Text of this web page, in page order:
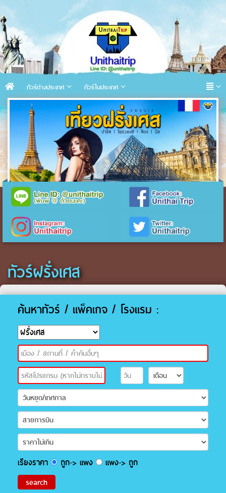
ทัวร์ต่างประเทศ ทัวร์ในประเทศ
ทัวร์ฝรั่งเศส
ค้นหาทัวร์ / แพ็คเกจ / โรงแรม :
เรียงราคา ถูก-> แพง แพง-> ถูก